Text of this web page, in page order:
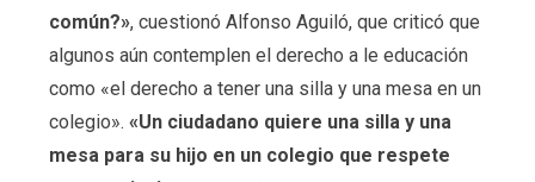
común?», cuestionó Alfonso Aguiló, que criticó que
algunos aún contemplen el derecho a le educación
como «el derecho a tener una silla y una mesa en un
colegio». «Un ciudadano quiere una silla y una
mesa para su hijo en un colegio que respete